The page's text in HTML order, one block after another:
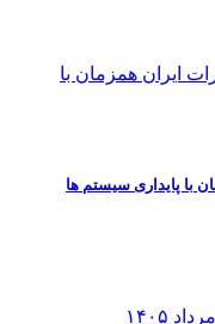
سیستم ها